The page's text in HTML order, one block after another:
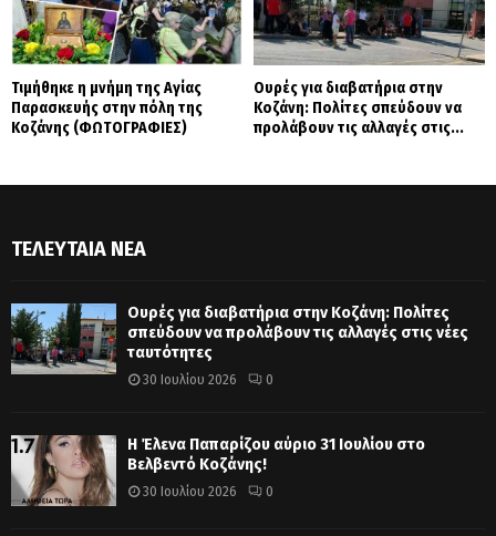
Τιμήθηκε η μνήμη της Αγίας
Παρασκευής στην πόλη της
Κοζάνης (ΦΩΤΟΓΡΑΦΙΕΣ)
Ουρές για διαβατήρια στην
Κοζάνη: Πολίτες σπεύδουν να
προλάβουν τις αλλαγές στις...
ΤΕΛΕΥΤΑΊΑ ΝΈΑ
Ουρές για διαβατήρια στην Κοζάνη: Πολίτες
σπεύδουν να προλάβουν τις αλλαγές στις νέες
ταυτότητες
30 Ιουλίου 2026 0
Η Έλενα Παπαρίζου αύριο 31 Ιουλίου στο
Βελβεντό Κοζάνης!
30 Ιουλίου 2026 0